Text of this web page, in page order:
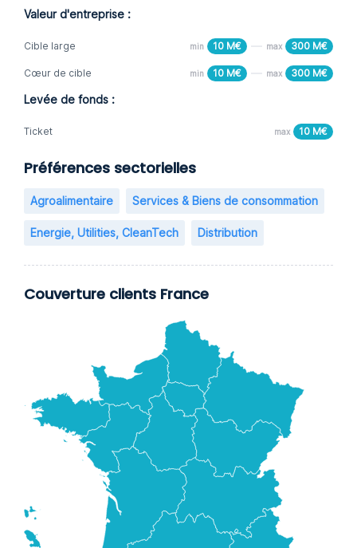
Valeur d'entreprise :
Cible large min 10 M€ max 300 M€
Cœur de cible min 10 M€ max 300 M€
Levée de fonds :
Ticket max 10 M€
Préférences sectorielles
Agroalimentaire Services & Biens de consommation
Energie, Utilities, CleanTech Distribution
Couverture clients France